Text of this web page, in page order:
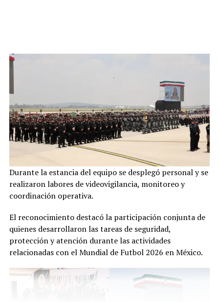
Durante la estancia del equipo se desplegó personal y se
realizaron labores de videovigilancia, monitoreo y
coordinación operativa.
El reconocimiento destacó la participación conjunta de
quienes desarrollaron las tareas de seguridad,
protección y atención durante las actividades
relacionadas con el Mundial de Futbol 2026 en México.